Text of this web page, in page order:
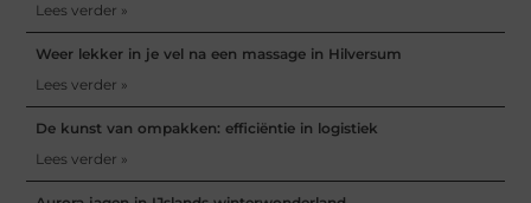
Lees verder »
Weer lekker in je vel na een massage in Hilversum
Lees verder »
De kunst van ompakken: efficiëntie in logistiek
Lees verder »